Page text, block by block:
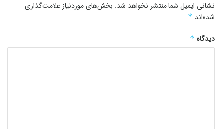
نشانی ایمیل شما منتشر نخواهد شد. بخش‌های موردنیاز علامت‌گذاری
شده‌اند *
دیدگاه *